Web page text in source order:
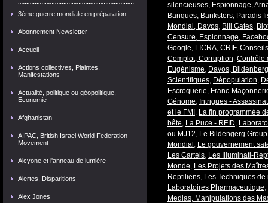
3ème guerre mondiale en préparation
Abonnement Newsletter
Accueil
Actions collectives, Plaintes,
Manifestations
Actualité, politique ou géopolitique,
Economie
Afghanistan
AIPAC, British Israel World Federation
Movement
Alcyone et l'anneau de lumière
Alertes, Disparitions
Alex Jones
silencieuses, Espionnage,
Banques, Banksters, Paradis
Mondial, Davos, Bill Gates,
Censure, Espionnage,
Google, LICRA, CRIF,
Complot, Corruption, Contrôle
Eugénisme, Davos,
Scientifiques, Dépopulation,
Escroquerie, Franc-
Génome, Intrigues -
et le FMI , La fin programmée
bête, La Puce - RFID,
ou MJ12, Le Bildengerg Group
Mondial , Le gouvernement
Les Cartels, Les Illuminati-
Monde, Les Projets des
Reptiliens, Les Techniques
Laboratoires Pharmaceutique,
Medias, Manipulations des